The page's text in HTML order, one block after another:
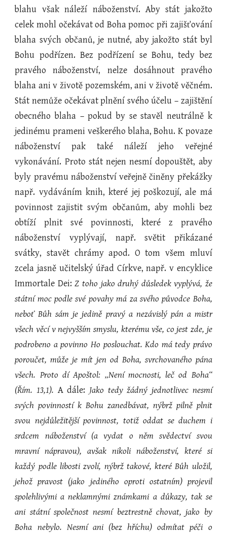
blahu však náleží náboženství. Aby stát jakožto
celek mohl očekávat od Boha pomoc při zajišťování
blaha svých občanů, je nutné, aby jakožto stát byl
Bohu podřízen. Bez podřízení se Bohu, tedy bez
pravého náboženství, nelze dosáhnout pravého
blaha ani v životě pozemském, ani v životě věčném.
Stát nemůže očekávat plnění svého účelu – zajištění
obecného blaha – pokud by se stavěl neutrálně k
jedinému prameni veškerého blaha, Bohu. K povaze
náboženství pak také náleží jeho veřejné
vykonávání. Proto stát nejen nesmí dopouštět, aby
byly pravému náboženství veřejně činěny překážky
např. vydáváním knih, které jej poškozují, ale má
povinnost zajistit svým občanům, aby mohli bez
obtíží plnit své povinnosti, které z pravého
náboženství vyplývají, např. světit přikázané
svátky, stavět chrámy apod. O tom všem mluví
zcela jasně učitelský úřad Církve, např. v encyklice
Immortale Dei:Z toho jako druhý důsledek vyplývá, že
státní moc podle své povahy má za svého původce Boha,
neboť Bůh sám je jedině pravý a nezávislý pán a mistr
všech věcí v nejvyšším smyslu, kterému vše, co jest zde, je
podrobeno a povinno Ho poslouchat. Kdo má tedy právo
poroučet, může je mít jen od Boha, svrchovaného pána
všech. Proto dí Apoštol: „Není mocnosti, leč od Boha“
(Řím. 13,1). A dále: Jako tedy žádný jednotlivec nesmí
svých povinností k Bohu zanedbávat, nýbrž pilně plnit
svou nejdůležitější povinnost, totiž oddat se duchem i
srdcem náboženství (a vydat o něm svědectví svou
mravní nápravou), avšak nikoli náboženství, které si
každý podle libosti zvolí, nýbrž takové, které Bůh uložil,
jehož pravost (jako jediného oproti ostatním) projevil
spolehlivými a neklamnými známkami a důkazy, tak se
ani státní společnost nesmí beztrestně chovat, jako by
Boha nebylo. Nesmí ani (bez hříchu) odmítat péči o